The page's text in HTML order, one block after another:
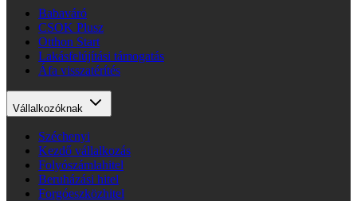
Babaváró
CSOK Plusz
Otthon Start
Lakásfelújítási támogatás
Áfa visszatérítés
Vállalkozóknak
Széchenyi
Kezdő vállalkozás
Folyószámlahitel
Beruházási hitel
Forgóeszközhitel